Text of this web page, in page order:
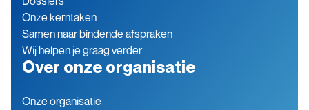
Onze kerntaken
Samen naar bindende afspraken
Wij helpen je graag verder
Over onze organisatie
Onze organisatie